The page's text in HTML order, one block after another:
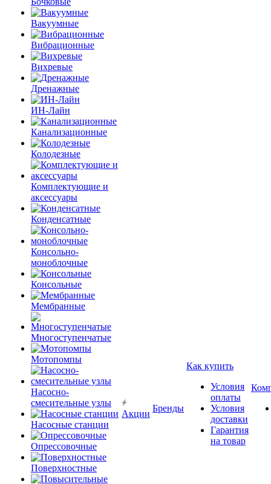
Вакуумные
Вибрационные
Вихревые
Дренажные
ИН-Лайн
Канализационные
Колодезные
Комплектующие и
аксессуары
Конденсатные
Консольно-
моноблочные
Консольные
Мембранные
Многоступенчатые
Мотопомпы
Насосно-
смесительные узлы
Насосные станции
Опрессовочные
Поверхностные
Акции
Бренды
Как купить
Условия
оплаты
Условия
доставки
Гарантия
на товар